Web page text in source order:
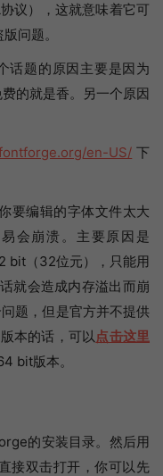
议），这就意味着它可
问题。
话题的原因主要是因为
的就是香。另一个原因
en-US/ 下
要编辑的字体文件太大
会崩溃。主要原因是
bit（32位元），只能用
就会造成内存溢出而崩
题，但是官方并不提供
本的话，可以点击这里
bit版本。
的安装目录。然后用
接双击打开，你可以先